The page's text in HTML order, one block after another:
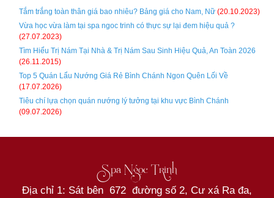
Tắm trắng toàn thân giá bao nhiêu? Bảng giá cho Nam, Nữ(20.10.2023)
Vừa học vừa làm tại spa ngoc trinh có thực sự lại đem hiệu quả ?
(27.07.2023)
Tìm Hiểu Trị Nám Tại Nhà & Trị Nám Sau Sinh Hiệu Quả, An Toàn 2026
(26.11.2015)
Top 5 Quán Lẩu Nướng Giá Rẻ Bình Chánh Ngon Quên Lối Về
(17.07.2026)
Tiêu chí lựa chọn quán nướng lý tưởng tại khu vực Bình Chánh
(09.07.2026)
Spa Ngọc Trinh
Địa chỉ 1: Sát bên 672 đường số 2, Cư xá Ra đa,